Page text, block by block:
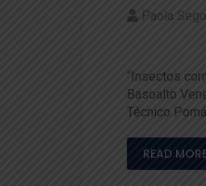
Paola
“Insectos
Basoalto
Técnico
READ